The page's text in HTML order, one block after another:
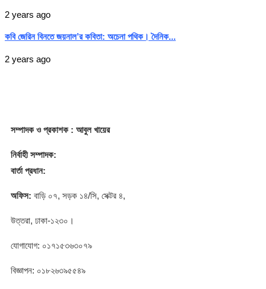
2 years ago
কবি জেরিন বিনতে জয়নাল’র কবিতা: অচেনা পথিক। দৈনিক...
2 years ago
সম্পাদকও প্রকাশক : আবুল খায়ের
নির্বাহী সম্পাদক:
বার্তা প্রধান:
অফিস: বাড়ি ০৭, সড়ক ১৪/সি, সেক্টর ৪,
উত্তরা, ঢাকা-১২৩০।
যোগাযোগ: ০১৭১৫৩৬৩০৭৯
বিজ্ঞাপন: ০১৮২৬৩৯৫৫৪৯